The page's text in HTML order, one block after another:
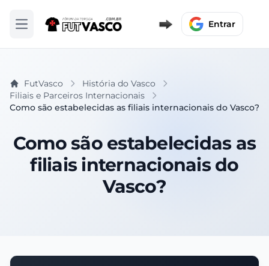
Abrir menu Entrar
FutVasco
História do Vasco
Filiais e Parceiros Internacionais
Como são estabelecidas as filiais internacionais do Vasco?
Como são estabelecidas as
filiais internacionais do
Vasco?